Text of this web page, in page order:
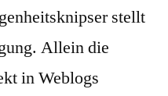
stellt
Allein die
in Weblogs